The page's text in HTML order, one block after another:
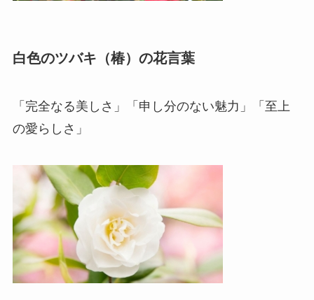
白色のツバキ（椿）の花言葉
「完全なる美しさ」「申し分のない魅力」「至上
の愛らしさ」